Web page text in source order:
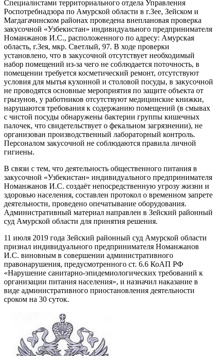
Специалистами территориального отдела Управления
Роспотребнадзора по Амурской области в г.Зее, Зейском и
Магдагачинском районах проведена внеплановая проверка
закусочной «Узбекистан» индивидуального предпринимателя
Номанжанов И.С., расположенного по адресу: Амурская
область, г.Зея, мкр. Светлый, 97. В ходе проверки
установлено, что в закусочной отсутствует необходимый
набор помещений из-за чего не соблюдается поточность, в
помещении требуется косметический ремонт, отсутствуют
условия для мытья кухонной и столовой посуды, в закусочной
не проводятся основные мероприятия по защите объекта от
грызунов, у работников отсутствуют медицинские книжки,
нарушаются требования к содержанию помещений (в смывах
с чистой посуды обнаружены бактерии группы кишечных
палочек, что свидетельствует о фекальном загрязнении), не
организован производственный лабораторный контроль.
Персоналом закусочной не соблюдаются правила личной
гигиены.
В связи с тем, что деятельность общественного питания в
закусочной «Узбекистан» индивидуального предпринимателя
Номанжанов И.С. создаёт непосредственную угрозу жизни и
здоровью населения, составлен протокол о временном запрете
деятельности, проведено опечатывание оборудования.
Административный материал направлен в Зейский районный
суд Амурской области для принятия решения.
11 июля 2019 года Зейский районный суд Амурской области
признал индивидуального предпринимателя Номанжанов
И.С. виновным в совершении административного
правонарушения, предусмотренного ст. 6.6 КоАП РФ
«Нарушение санитарно-эпидемиологических требований к
организации питания населения», и назначил наказание в
виде административного приостановления деятельности
сроком на 30 суток.